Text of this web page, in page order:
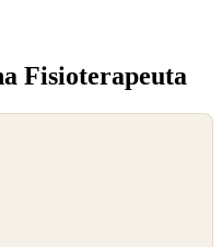
Fisioterapeuta